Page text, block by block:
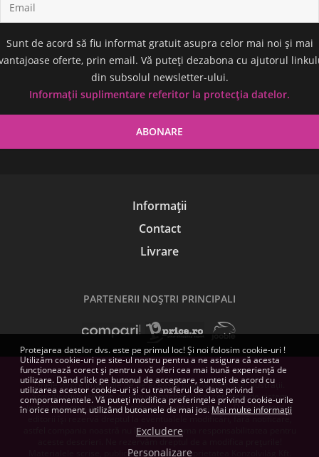
Sunt de acord să fiu informat gratuit asupra celor mai noi și mai
oferte, prin email. Vă puteți dezabona cu ajutorul
din subsolul newsletter-ului.
Informații suplimentare referitor la protecția datelor.
Informații
Contact
Livrare
PARTENERII NOŞTRI PRINCIPALI
Unele dintre imaginile de pe această pagină sunt doar ilustrații.
Specificațiile tehnice, conținutul pachetelor și cerințele de sistem
indicate pentru produsele software sunt orientative. Dezvoltatorii și
editorii își rezervă dreptul la eventualele modificări, fără notificare,
astfel compania noastră nu își poate asuma responsabilitatea pentru
Materialele scrise, publicate aici, sunt proprietatea Konzolvilág Kft.
Protejarea datelor dvs. este pe primul loc! Și noi folosim cookie-uri !
Utilizăm cookie-uri pe site-ul nostru pentru a ne asigura că acesta
funcționează corect și pentru a vă oferi cea mai bună experiență de
utilizare. Dând click pe butonul de acceptare, sunteți de acord cu
utilizarea acestor cookie-uri și cu transferul de date privind
comportamentele. Vă puteți modifica preferințele privind cookie-urile
în orice moment, utilizând butoanele de mai jos. Mai multe informații
Excludere
Personalizare